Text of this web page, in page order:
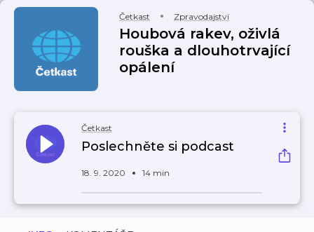
Četkast Zpravodajství
Houbová rakev, oživlá
rouška a dlouhotrvající
opálení
Četkast
Poslechněte si podcast
18. 9. 2020 14 min